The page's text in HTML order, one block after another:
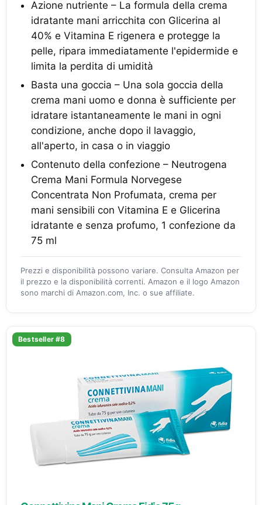
Azione nutriente – La formula della crema
idratante mani arricchita con Glicerina al
40% e Vitamina E rigenera e protegge la
pelle, ripara immediatamente l'epidermide e
limita la perdita di umidità
Basta una goccia – Una sola goccia della
crema mani uomo e donna è sufficiente per
idratare istantaneamente le mani in ogni
condizione, anche dopo il lavaggio,
all'aperto, in casa o in viaggio
Contenuto della confezione – Neutrogena
Crema Mani Formula Norvegese
Concentrata Non Profumata, crema per
mani sensibili con Vitamina E e Glicerina
idratante e senza profumo, 1 confezione da
75 ml
Prezzi e disponibilità possono variare. Consulta Amazon per
il prezzo e la disponibilità correnti. Amazon e il logo Amazon
sono marchi di Amazon.com, Inc. o sue affiliate.
Bestseller #8